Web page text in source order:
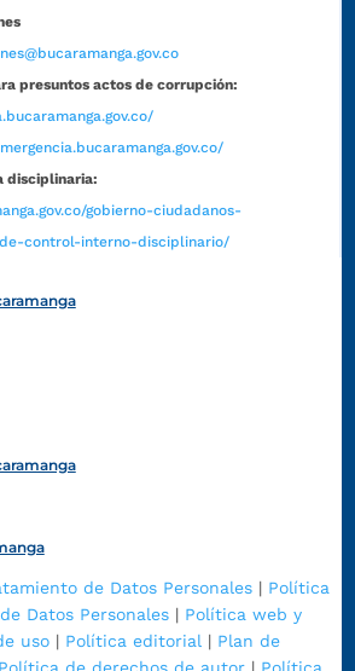
presuntos actos de corrupción:
disciplinaria:
gobierno-ciudadanos-
control-interno-disciplinario/
de Datos Personales| Política
Datos Personales | Política web y
uso | Política editorial | Plan de